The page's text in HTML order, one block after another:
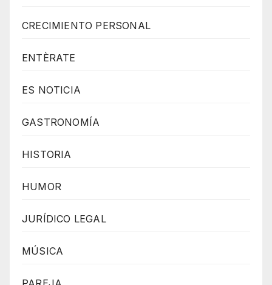
CRECIMIENTO PERSONAL
ENTÈRATE
ES NOTICIA
GASTRONOMÍA
HISTORIA
HUMOR
JURÍDICO LEGAL
MÚSICA